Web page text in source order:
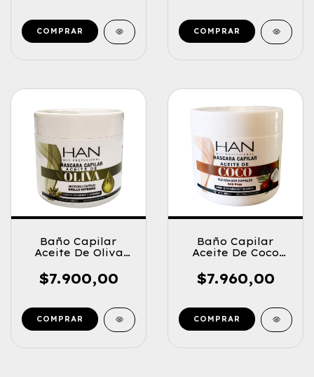
Baño Capilar
Aceite De Oliva
$7.900,00
Baño Capilar
Aceite De Coco
$7.960,00